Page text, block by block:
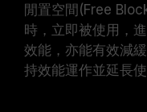
閒置空間(Free
時，立即被使用，
效能，亦能有效減
持效能運作並延長使